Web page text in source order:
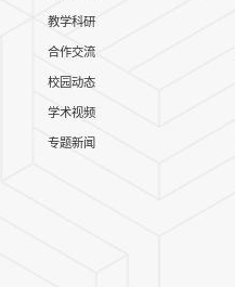
教学科研
合作交流
校园动态
学术视频
专题新闻